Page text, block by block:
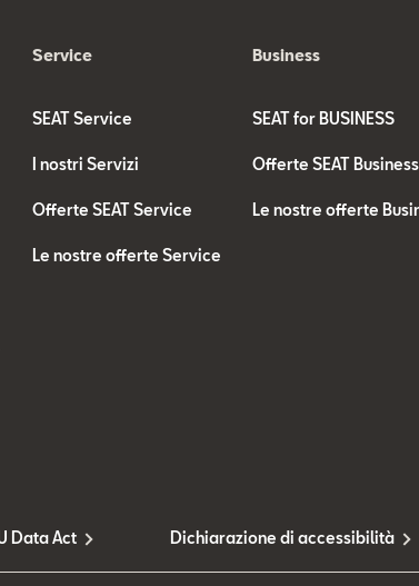
Service
SEAT Service
I nostri Servizi
Offerte SEAT Service
Le nostre offerte Service
Business
SEAT for BUSINESS
Offerte SEAT Business
Le nostre offerte
Data Act Dichiarazione di accessibilità